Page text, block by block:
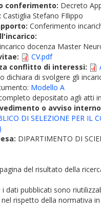
conferimento: Decreto
Castiglia Stefano FIlippo
Conferimento
docenza Master
CV.pdf
conflitto di interessi:
dichiara di svolgere gli
Modello A
depositato agli atti
o avviso
DI SELEZIONE PER
DIPARTIMENTO DI
del risultato della
i dati pubblicati sono
rispetto della normativa